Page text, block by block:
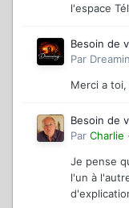
l'espace
Besoin de
Par
Merci a
Besoin de
Par Charlie ·
Je pense
l'un à